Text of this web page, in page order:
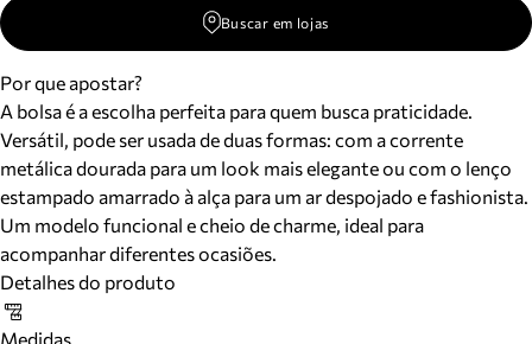
Buscar em lojas
Por que apostar?
A bolsa é a escolha perfeita para quem busca praticidade.
Versátil, pode ser usada de duas formas: com a corrente
metálica dourada para um look mais elegante ou com o lenço
estampado amarrado à alça para um ar despojado e fashionista.
Um modelo funcional e cheio de charme, ideal para
acompanhar diferentes ocasiões.
Detalhes do produto
Medidas